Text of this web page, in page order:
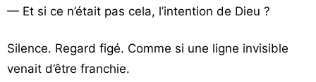
— Et si ce n’était pas cela, l’intention de Dieu ?
Silence. Regard figé. Comme si une ligne invisible
venait d’être franchie.